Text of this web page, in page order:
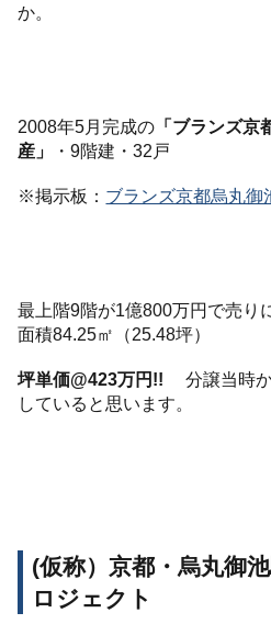
か。
2008年5月完成の 「ブランズ
産」
・9階建・32戸
※掲示板： ブランズ京都烏丸御
最上階9階が1億800万円で売り
面積84.25㎡（25.48坪）
坪単価@423万円!! 分譲当時か
していると思います。
(仮称）京都・烏丸御
ロジェクト